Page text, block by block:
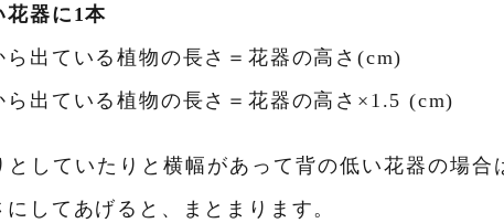
器に1本
ら出ている植物の長さ＝花器の高さ(cm)
ら出ている植物の長さ＝花器の高さ×1.5 (cm)
としていたりと横幅があって背の低い花器の場
にしてあげると、まとまります。